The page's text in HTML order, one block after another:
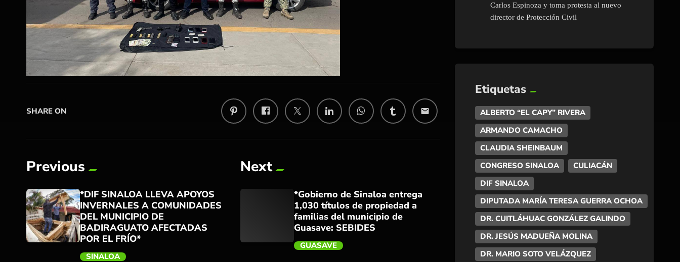
SHARE ON email
Previous
*DIF SINALOA LLEVA APOYOS
INVERNALES A COMUNIDADES
DEL MUNICIPIO DE
BADIRAGUATO AFECTADAS
POR EL FRÍO*
SINALOA
Next
*Gobierno de Sinaloa entrega
1,030 títulos de propiedad a
familias del municipio de
Guasave: SEBIDES
GUASAVE
Carlos Espinoza y toma protesta al nuevo
director de Protección Civil
Etiquetas
ALBERTO “EL CAPY” RIVERA
ARMANDO CAMACHO
CLAUDIA SHEINBAUM
CONGRESO SINALOA
CULIACÁN
DIF SINALOA
DIPUTADA MARÍA TERESA GUERRA OCHOA
DR. CUITLÁHUAC GONZÁLEZ GALINDO
DR. JESÚS MADUEÑA MOLINA
DR. MARIO SOTO VELÁZQUEZ